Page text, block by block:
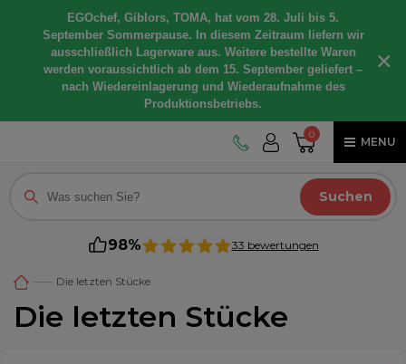
EGOchef, Giblors, TOMA, hat vom 28. Juli bis 5.
September Sommerpause. In diesem Zeitraum liefern wir
ausschließlich Lagerware aus. Weitere bestellte Waren
werden voraussichtlich ab dem 15. September geliefert –
nach Wiedereinlagerung und Wiederaufnahme des
Produktionsbetriebs.
×
0
MENU
Suchen
98% 33 bewertungen
Die letzten Stücke
Die letzten Stücke